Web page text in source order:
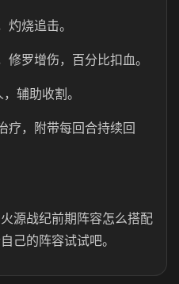
烧追击。
罗增伤，百分比扣血。
辅助收割。
疗，附带每回合持续回
源战纪前期阵容怎么搭配
己的阵容试试吧。